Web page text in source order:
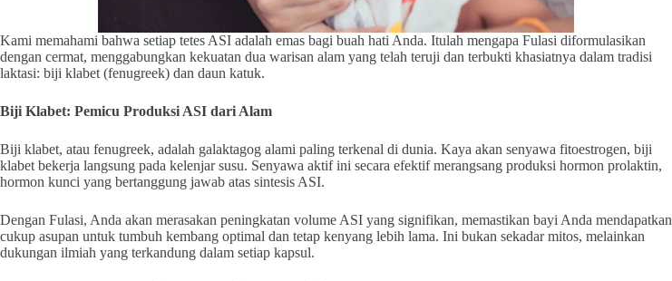
Kami memahami bahwa setiap tetes ASI adalah emas bagi buah hati Anda. Itulah mengapa Fulasi diformulasikan
dengan cermat, menggabungkan kekuatan dua warisan alam yang telah teruji dan terbukti khasiatnya dalam tradisi
laktasi: biji klabet (fenugreek) dan daun katuk.
Biji Klabet: Pemicu Produksi ASI dari Alam
Biji klabet, atau fenugreek, adalah galaktagog alami paling terkenal di dunia. Kaya akan senyawa fitoestrogen, biji
klabet bekerja langsung pada kelenjar susu. Senyawa aktif ini secara efektif merangsang produksi hormon prolaktin,
hormon kunci yang bertanggung jawab atas sintesis ASI.
Dengan Fulasi, Anda akan merasakan peningkatan volume ASI yang signifikan, memastikan bayi Anda mendapatkan
cukup asupan untuk tumbuh kembang optimal dan tetap kenyang lebih lama. Ini bukan sekadar mitos, melainkan
dukungan ilmiah yang terkandung dalam setiap kapsul.